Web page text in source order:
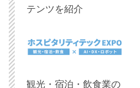
テンツを紹介
観光・宿泊・飲食業の